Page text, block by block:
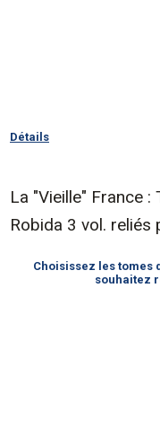
Détails
La "Vieille" France
Robida 3 vol.
Choisissez les tomes
souhaitez